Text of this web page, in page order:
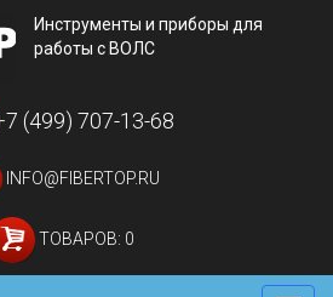
Инструменты и приборы для
работы с ВОЛС
(499) 707-13-68
INFO@FIBERTOP.RU
ТОВАРОВ: 0